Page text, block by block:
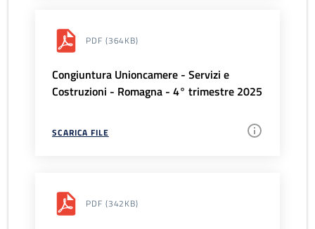
PDF (364KB)
Congiuntura Unioncamere - Servizi e
Costruzioni - Romagna - 4° trimestre 2025
SCARICA FILE
PDF (342KB)